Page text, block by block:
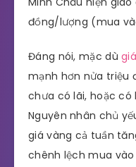
đồng/lượng (mua
Đáng nói, mặc dù
mạnh hơn nửa triệu
chưa có lãi, hoặc có
Nguyên nhân chủ
giá vàng cả tuần
chênh lệch mua